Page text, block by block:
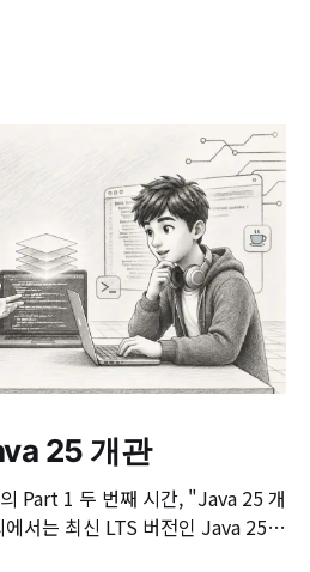
25 개관
Part 1 두 번째 시간, "Java 25 개